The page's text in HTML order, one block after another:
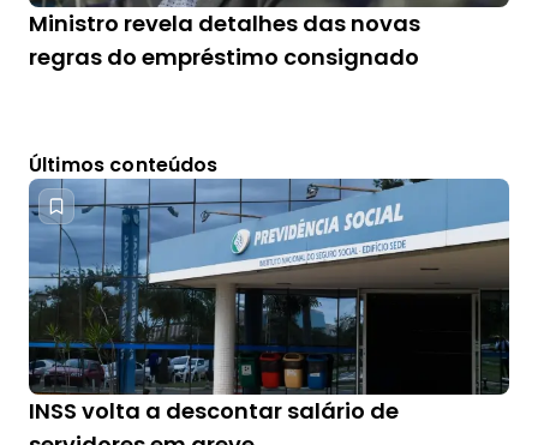
Ministro revela detalhes das novas
regras do empréstimo consignado
Últimos conteúdos
INSS volta a descontar salário de